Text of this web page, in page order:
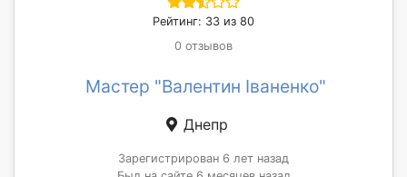
Рейтинг: 33 из 80
0 отзывов
Мастер "Валентин Іваненко"
Днепр
Зарегистрирован 6 лет назад